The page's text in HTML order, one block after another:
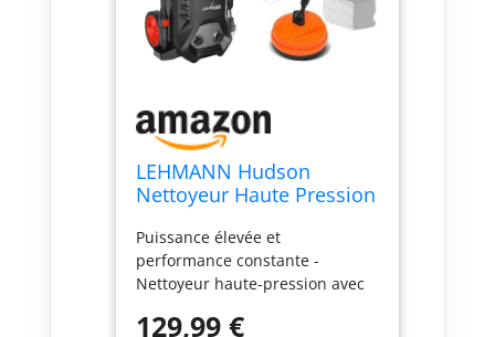
LEHMANN Hudson
Nettoyeur Haute Pression
Aluminium, Max. 220 Bar,
1800 W, Débit 450 l/h,
Rayon d'action 10 m, Kit
d'accessoires - Brosse
Puissance élevée et
performance constante -
Nettoyeur haute-pression avec
maximale de 220 bar pour
129,99 €